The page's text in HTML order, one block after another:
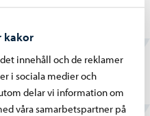
kakor
innehåll och de reklamer
i sociala medier och
delar vi information om
våra samarbetspartner på
ta kontakt till